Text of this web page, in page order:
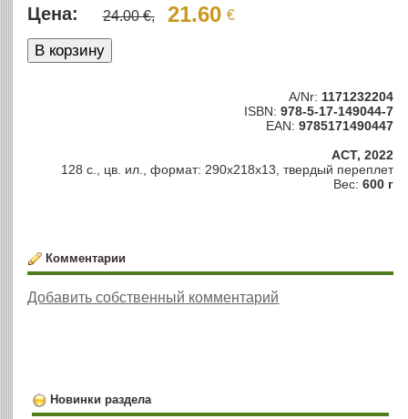
Цена: 24.00 €, 21.60 €
A/Nr: 1171232204
ISBN: 978-5-17-149044-7
EAN: 9785171490447
АСТ, 2022
128 с., цв. ил., формат: 290x218x13, твердый переплет
Вес: 600 г
Комментарии
Добавить собственный комментарий
Новинки раздела